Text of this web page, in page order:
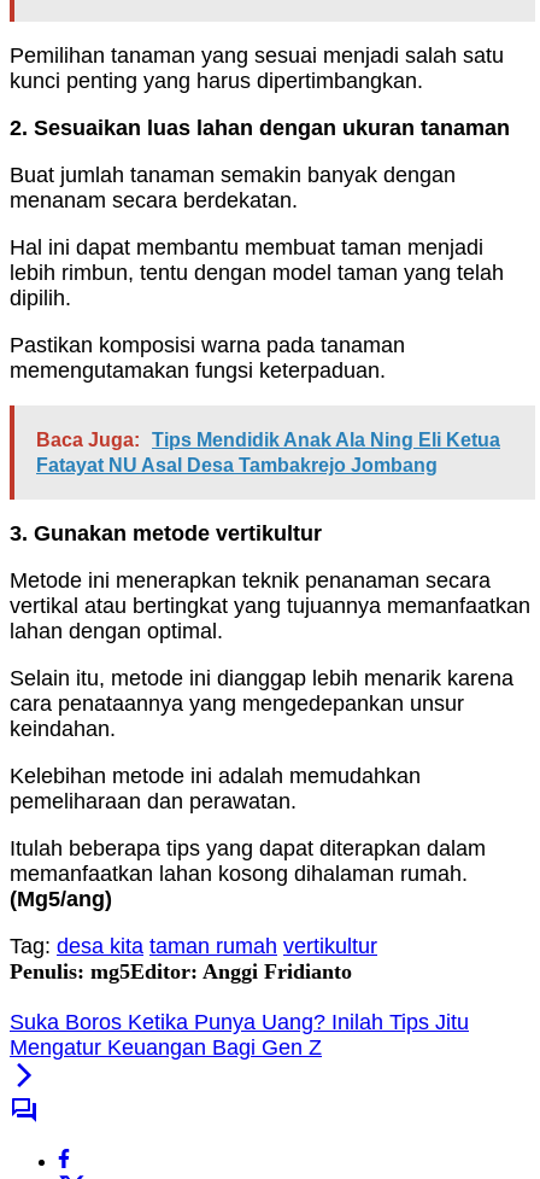
Pemilihan tanaman yang sesuai menjadi salah satu
kunci penting yang harus dipertimbangkan.
2. Sesuaikan luas lahan dengan ukuran tanaman
Buat jumlah tanaman semakin banyak dengan
menanam secara berdekatan.
Hal ini dapat membantu membuat taman menjadi
lebih rimbun, tentu dengan model taman yang telah
dipilih.
Pastikan komposisi warna pada tanaman
memengutamakan fungsi keterpaduan.
Baca Juga:
Tips Mendidik Anak Ala Ning Eli Ketua
Fatayat NU Asal Desa Tambakrejo Jombang
3. Gunakan metode vertikultur
Metode ini menerapkan teknik penanaman secara
vertikal atau bertingkat yang tujuannya memanfaatkan
lahan dengan optimal.
Selain itu, metode ini dianggap lebih menarik karena
cara penataannya yang mengedepankan unsur
keindahan.
Kelebihan metode ini adalah memudahkan
pemeliharaan dan perawatan.
Itulah beberapa tips yang dapat diterapkan dalam
memanfaatkan lahan kosong dihalaman rumah.
(Mg5/ang)
Tag: desa kita taman rumah vertikultur
Penulis: mg5Editor: Anggi Fridianto
Suka Boros Ketika Punya Uang? Inilah Tips Jitu
Mengatur Keuangan Bagi Gen Z